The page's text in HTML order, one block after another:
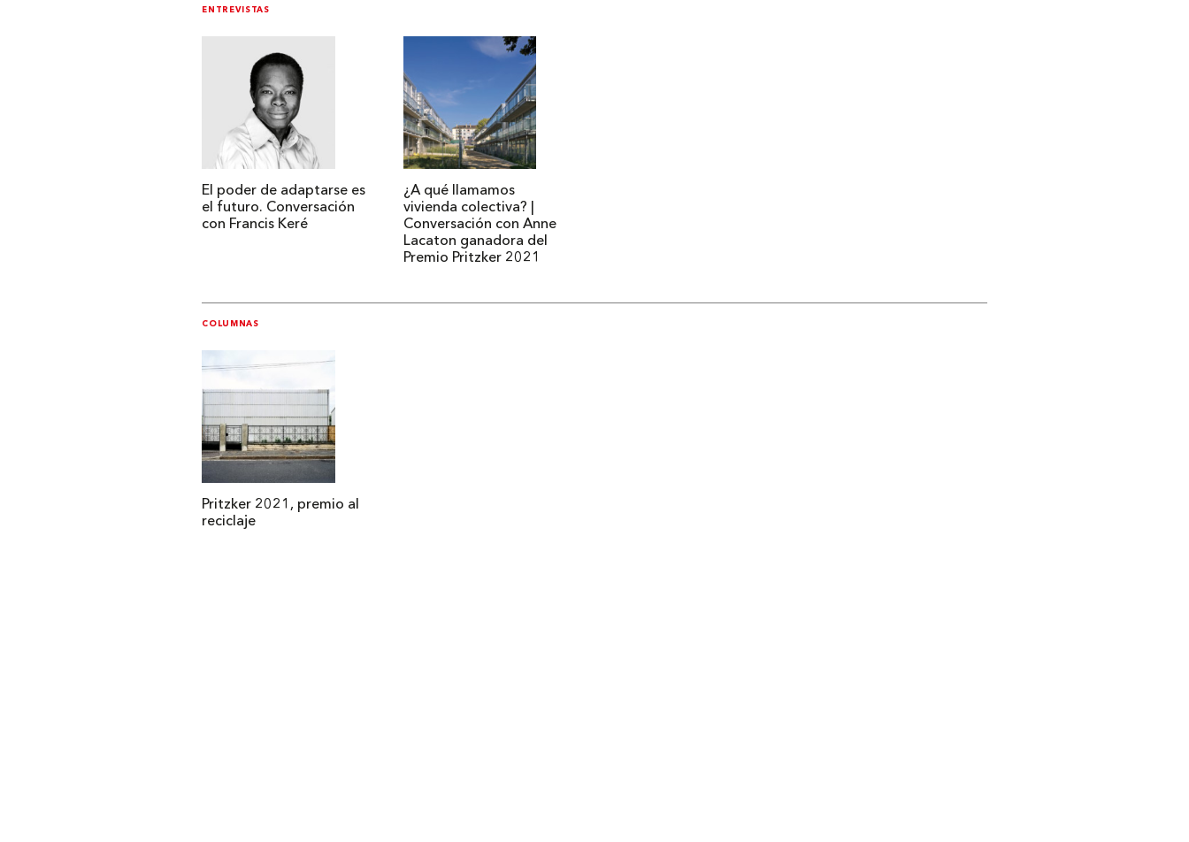
ENTREVISTAS
El poder de adaptarse es
el futuro. Conversación
con Francis Keré
¿A qué llamamos
vivienda colectiva? |
Conversación con Anne
Lacaton ganadora del
Premio Pritzker 2021
COLUMNAS
Pritzker 2021, premio al
reciclaje